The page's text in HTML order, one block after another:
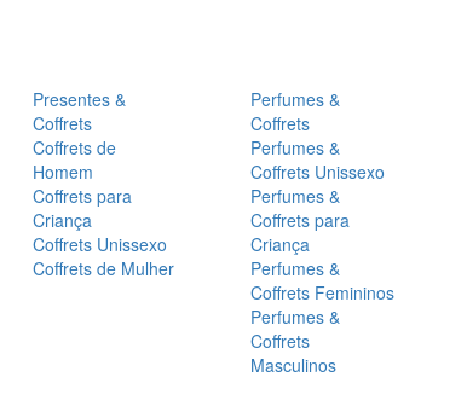
Presentes &
Coffrets
Coffrets de
Homem
Coffrets para
Criança
Coffrets Unissexo
Coffrets de Mulher
Perfumes &
Coffrets
Perfumes &
Coffrets Unissexo
Perfumes &
Coffrets para
Criança
Perfumes &
Coffrets Femininos
Perfumes &
Coffrets
Masculinos